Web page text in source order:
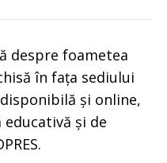
despre foametea
în fața sediului
și online,
și de